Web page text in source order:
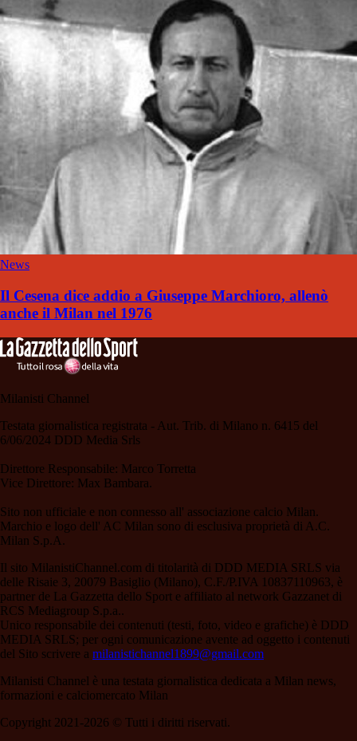
News
Il Cesena dice addio a Giuseppe Marchioro, allenò
anche il Milan nel 1976
Milanisti Channel
Testata giornalistica registrata - Aut. Trib. di Milano n. 6415 del
6/06/2024 DDD Media Srls
Direttore Responsabile: Marco Torretta
Vice Direttore: Max Bambara.
Sito non ufficiale e non connesso all' associazione calcio Milan.
Marchio e logo dell' AC Milan sono di esclusiva proprietà di A.C.
Milan S.p.A.
Il sito MilanistiChannel.com di titolarità di DDD MEDIA SRLS via
delle Risaie 3, 20079 Basiglio (Milano), C.F./P.IVA 10837110963, è
partner de La Gazzetta dello Sport e affiliato al network Gazzanet di
RCS Mediagroup S.p.a..
Unico responsabile dei contenuti (testi, foto, video e grafiche) è DDD
MEDIA SRLS; per ogni comunicazione avente ad oggetto i contenuti
del Sito scrivere a milanistichannel1899@gmail.com
Milanisti Channel è una testata giornalistica dedicata a Milan news,
formazioni e calciomercato Milan
Copyright 2021-2026 © Tutti i diritti riservati.